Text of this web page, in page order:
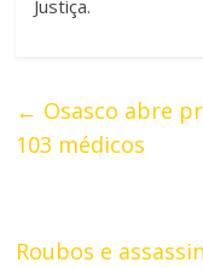
Justiça.
← Osasco abre
103 médicos
Roubos e